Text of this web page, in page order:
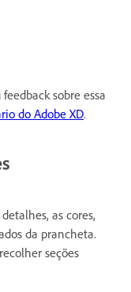
sobre essa
do Adobe XD.
as cores,
da prancheta.
seções